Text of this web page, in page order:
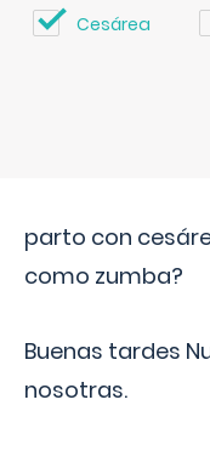
Cesárea
parto con
como zumba?
Buenas tardes
nosotras.